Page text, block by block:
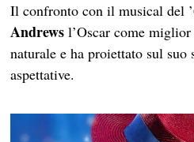
Il confronto con il musical del
Andrews l’Oscar come
naturale e ha proiettato sul suo
aspettative.